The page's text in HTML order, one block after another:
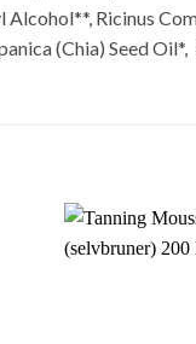
Ricinus
(Chia) Seed